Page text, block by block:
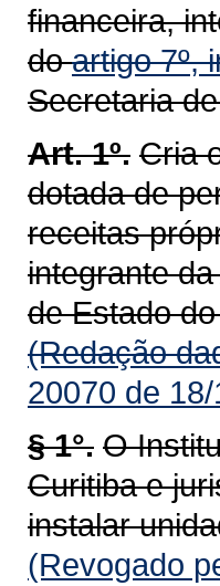
financeira,
doartigo 7º,
Secretaria
Art. 1º. Cria
dotada de
receitas
integrante
de Estado
(Redação
20070 de
§ 1°. O
Curitiba e
instalar
(Revogado